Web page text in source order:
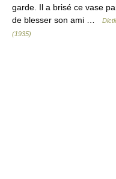
garde. Il a brisé ce vase
de blesser son ami …
(1935)